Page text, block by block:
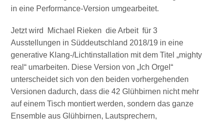
in eine Performance-Version umgearbeitet.
Jetzt wird Michael Rieken die Arbeit für 3
Ausstellungen in Süddeutschland 2018/19 in eine
generative Klang-/Lichtinstallation mit dem Titel „mighty
real“ umarbeiten. Diese Version von „Ich Orgel“
unterscheidet sich von den beiden vorhergehenden
Versionen dadurch, dass die 42 Glühbirnen nicht mehr
auf einem Tisch montiert werden, sondern das ganze
Ensemble aus Glühbirnen, Lautsprechern,